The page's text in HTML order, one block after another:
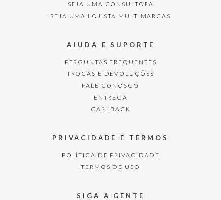
SEJA UMA CONSULTORA
SEJA UMA LOJISTA MULTIMARCAS
AJUDA E SUPORTE
PERGUNTAS FREQUENTES
TROCAS E DEVOLUÇÕES
FALE CONOSCO
ENTREGA
CASHBACK
PRIVACIDADE E TERMOS
POLÍTICA DE PRIVACIDADE
TERMOS DE USO
SIGA A GENTE